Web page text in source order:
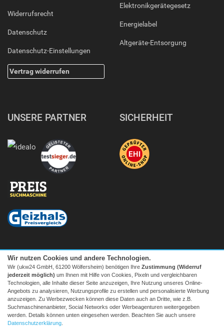
Widerrufsrecht
Datenschutz
Datenschutz-Einstellungen
Vertrag widerrufen
Elektronikgerätegesetz
Energielabel
Altgeräte-Entsorgung
UNSERE PARTNER SICHERHEIT
Facebook| twitter
Wir nutzen Cookies und andere Technologien.
Wir (ukw24 GmbH, 61200 Wölfersheim) benötigen Ihre Zustimmung (Widerruf
jederzeit möglich) um Ihnen mit Hilfe von Cookies, Pixeln und vergleichbaren
Technologien, alle Inhalte dieser Seite anzuzeigen, Ihre Nutzung unseres Online-
Angebots zu analysieren, Nutzungsprofile zu erstellen und personalisierte Werbung
anzuzeigen. Zu Werbezwecken können diese Daten auch an Dritte, wie z.B.
Suchmaschinenanbieter, Social Networks oder Werbeagenturen weitergegeben
werden. Details können unten eingesehen werden. Beachten Sie auch unsere
Datenschutzerklärung